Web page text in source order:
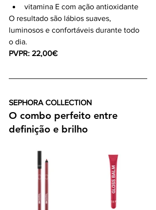
vitamina E com ação antioxidante
O resultado são lábios suaves,
luminosos e confortáveis durante todo
o dia.
PVPR: 22,00€
SEPHORA COLLECTION
O combo perfeito entre
definição e brilho